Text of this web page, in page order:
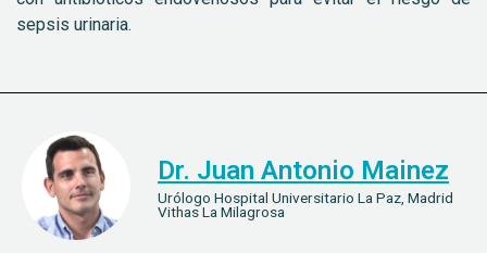
sepsis urinaria.
Dr. Juan Antonio Mainez
Urólogo Hospital Universitario La Paz, Madrid
Vithas La Milagrosa